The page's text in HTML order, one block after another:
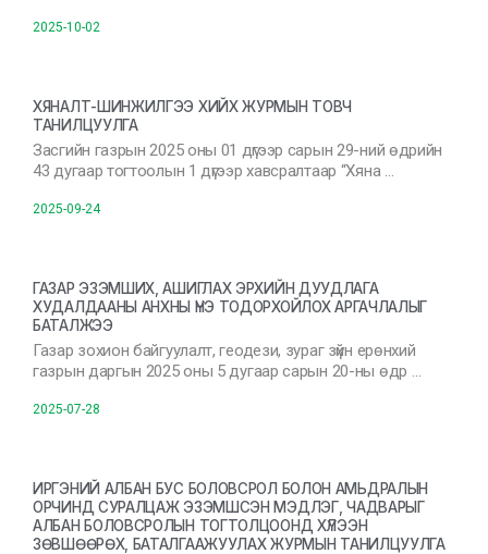
2025-10-02
ХЯНАЛТ-ШИНЖИЛГЭЭ ХИЙХ ЖУРМЫН ТОВЧ
ТАНИЛЦУУЛГА
Засгийн газрын 2025 оны 01 дүгээр сарын 29-ний өдрийн
43 дугаар тогтоолын 1 дүгээр хавсралтаар “Хяна …
2025-09-24
ГАЗАР ЭЗЭМШИХ, АШИГЛАХ ЭРХИЙН ДУУДЛАГА
ХУДАЛДААНЫ АНХНЫ ҮНЭ ТОДОРХОЙЛОХ АРГАЧЛАЛЫГ
БАТАЛЖЭЭ
Газар зохион байгуулалт, геодези, зураг зүйн ерөнхий
газрын даргын 2025 оны 5 дугаар сарын 20-ны өдр …
2025-07-28
ИРГЭНИЙ АЛБАН БУС БОЛОВСРОЛ БОЛОН АМЬДРАЛЫН
ОРЧИНД СУРАЛЦАЖ ЭЗЭМШСЭН МЭДЛЭГ, ЧАДВАРЫГ
АЛБАН БОЛОВСРОЛЫН ТОГТОЛЦООНД ХҮЛЭЭН
ЗӨВШӨӨРӨХ, БАТАЛГААЖУУЛАХ ЖУРМЫН ТАНИЛЦУУЛГА